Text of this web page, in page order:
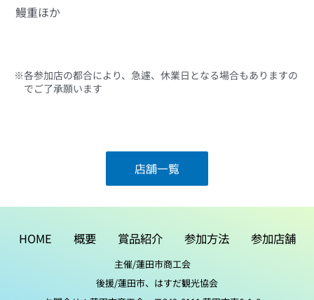
鰻重ほか
※各参加店の都合により、急遽、休業日となる場合もありますの
でご了承願います
店舗一覧
HOME 概要 賞品紹介 参加方法 参加店舗
主催/蓮田市商工会
後援/蓮田市、はすだ観光協会